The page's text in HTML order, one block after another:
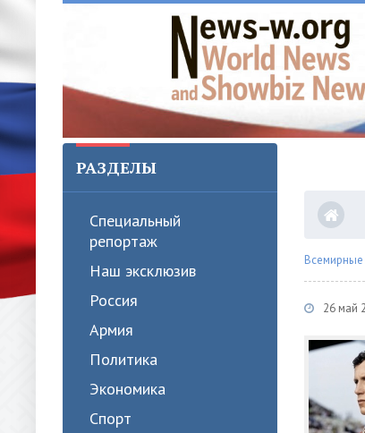
РАЗДЕЛЫ
Специальный
репортаж
Наш эксклюзив
Россия
Армия
Политика
Экономика
Спорт
Всемирные
26 май